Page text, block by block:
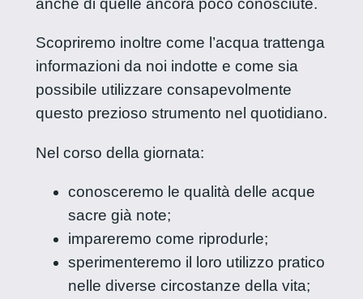
anche di quelle ancora poco conosciute.
Scopriremo inoltre come l’acqua trattenga
informazioni da noi indotte e come sia
possibile utilizzare consapevolmente
questo prezioso strumento nel quotidiano.
Nel corso della giornata:
conosceremo le qualità delle acque
sacre già note;
impareremo come riprodurle;
sperimenteremo il loro utilizzo pratico
nelle diverse circostanze della vita;